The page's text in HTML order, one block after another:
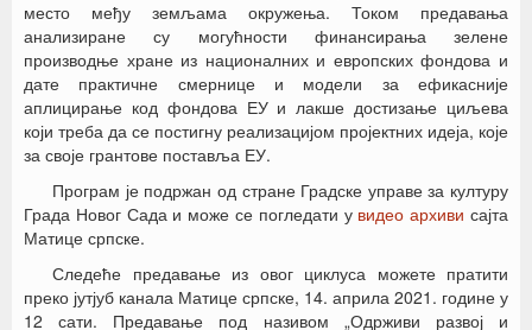
место међу земљама окружења. Током предавања
анализиране су могућности финансирања зелене
производње хране из националних и европских фондова и
дате практичне смернице и модели за ефикасније
аплицирање код фондова ЕУ и лакше достизање циљева
који треба да се постигну реализацијом пројектних идеја, које
за своје грантове поставља ЕУ.
Програм је подржан од стране Градске управе за културу
Града Новог Сада и може се погледати у видео архиви сајта
Матице српске.
Следеће предавање из овог циклуса можете пратити
преко јутјуб канала Матице српске, 14. априла 2021. године у
12 сати. Предавање под називом „Одрживи развој и